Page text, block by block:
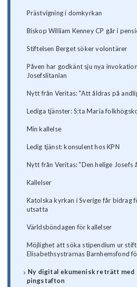
Prästvigning i domkyrkan
Biskop William Kenney CP går i
Stiftelsen Berget söker volontärer
Påven har godkänt sju nya
Josefslitanian
Nytt från Veritas: "Att åldras på
Lediga tjänster: S:ta Maria
Min kallelse
Ledig tjänst: konsulent hos KPN
Nytt från Veritas: "Den helige Josefs
Kallelser
Katolska kyrkan i Sverige får bidrag
utsatta
Världsböndagen för kallelser
Möjlighet att söka stipendium ur
Elisabethsystrarnas Barnhemsfond
Ny digital ekumenisk reträtt med
pingstafton